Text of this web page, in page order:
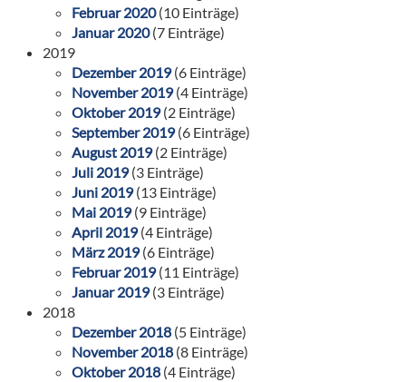
Februar 2020(10 Einträge)
Januar 2020(7 Einträge)
2019
Dezember 2019(6 Einträge)
November 2019(4 Einträge)
Oktober 2019(2 Einträge)
September 2019(6 Einträge)
August 2019(2 Einträge)
Juli 2019(3 Einträge)
Juni 2019(13 Einträge)
Mai 2019(9 Einträge)
April 2019(4 Einträge)
März 2019(6 Einträge)
Februar 2019(11 Einträge)
Januar 2019(3 Einträge)
2018
Dezember 2018(5 Einträge)
November 2018(8 Einträge)
Oktober 2018(4 Einträge)